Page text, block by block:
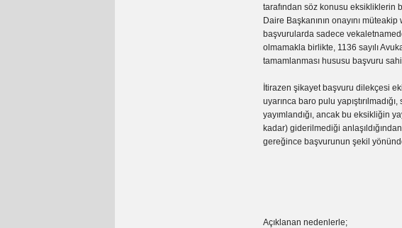
tarafından söz konusu eksikliklerin
Daire Başkanının onayını
başvurularda sadece
olmamakla birlikte, 1136 sayılı
tamamlanması hususu başvuru
İtirazen şikayet başvuru dilekçesi
uyarınca baro pulu
yayımlandığı, ancak bu eksikliğin
kadar) giderilmediği
gereğince başvurunun şekil
Açıklanan nedenlerle;